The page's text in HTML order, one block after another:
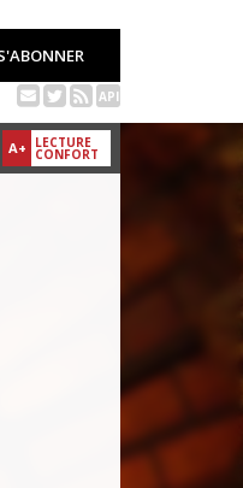
API
A+ LECTURE
CONFORT